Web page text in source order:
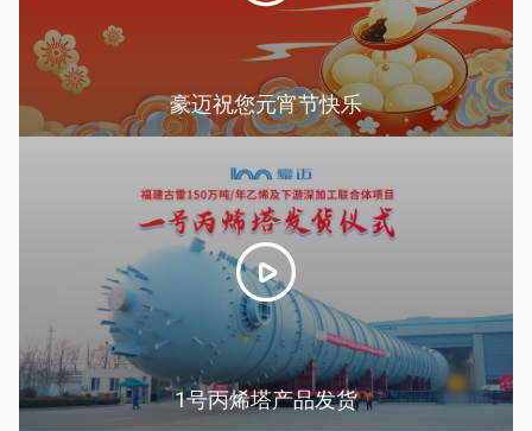
豪迈祝您元宵节快乐
1号丙烯塔产品发货